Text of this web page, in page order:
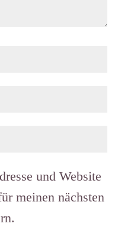
und Website
meinen nächsten